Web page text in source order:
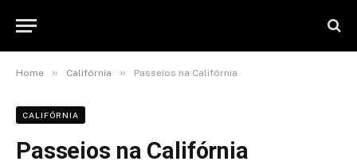
Home » Califórnia » Passeios na Califórnia
CALIFÓRNIA
Passeios na Califórnia